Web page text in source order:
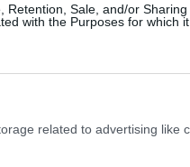
Retention, Sale, and/or Sharing
with the Purposes for which it
related to advertising like
kapcsán merült fel
vélte, hogy a Real
Fradi - friss hazai